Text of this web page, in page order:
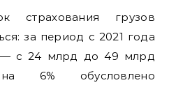
грузов
за период с 2021 года
— с 24 млрд до 49 млрд
6% обусловлено